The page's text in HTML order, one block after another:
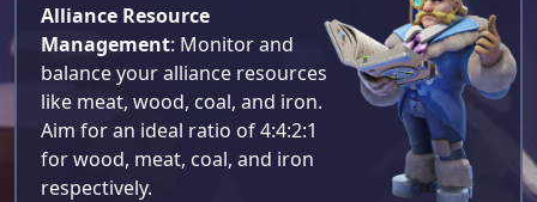
Alliance Resource
Management: Monitor and
balance your alliance resources
like meat, wood, coal, and iron.
Aim for an ideal ratio of 4:4:2:1
for wood, meat, coal, and iron
respectively​.